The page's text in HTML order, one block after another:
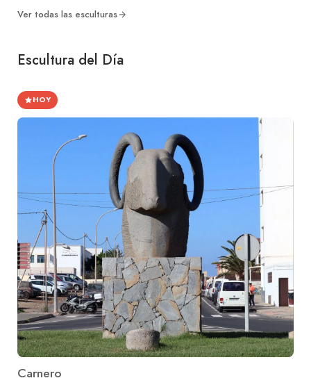
Ver todas las esculturas
Escultura del Día
HOY
Carnero